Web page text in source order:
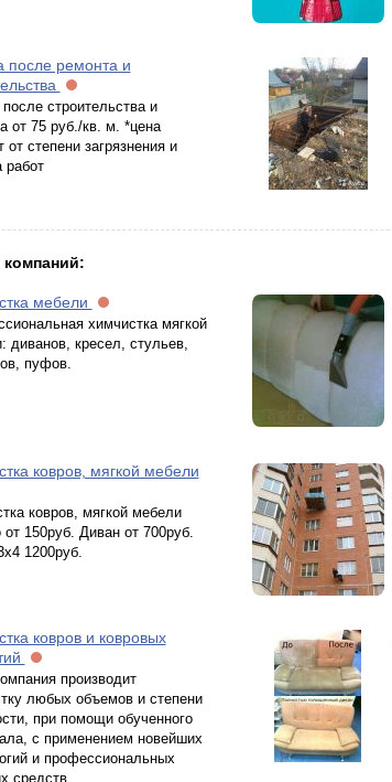
после ремонта и
строительства и
от 75 руб./кв. м. *цена
от степени загрязнения и
работ
компаний:
мебели
химчистка мягкой
диванов, кресел, стульев,
пуфов.
ковров, мягкой мебели
ковров, мягкой мебели
от 150руб. Диван от 700руб.
1200руб.
ковров и ковровых
производит
любых объемов и степени
при помощи обученного
с применением новейших
и профессиональных
средств.